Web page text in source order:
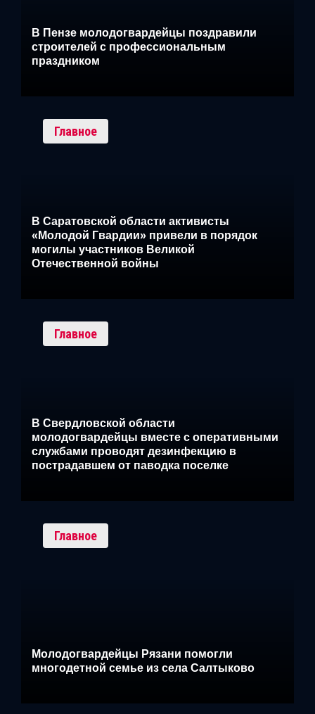
В Пензе молодогвардейцы поздравили
строителей с профессиональным
праздником
Главное
В Саратовской области активисты
«Молодой Гвардии» привели в порядок
могилы участников Великой
Отечественной войны
Главное
В Свердловской области
молодогвардейцы вместе с оперативными
службами проводят дезинфекцию в
пострадавшем от паводка поселке
Главное
Молодогвардейцы Рязани помогли
многодетной семье из села Салтыково